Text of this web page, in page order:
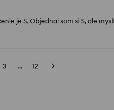
je S. Objednal som si S, ale
3 ... 12